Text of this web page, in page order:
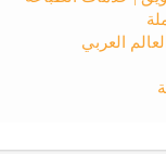
العربي